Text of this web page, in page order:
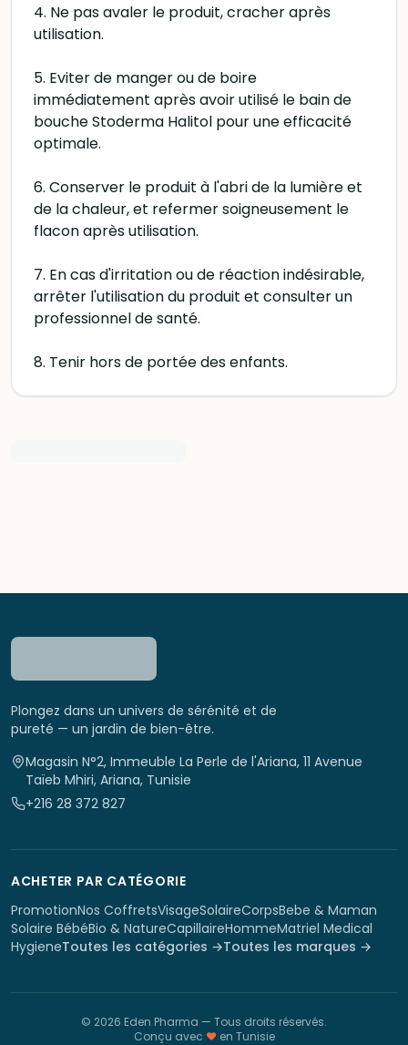
4. Ne pas avaler le produit, cracher après
utilisation.
5. Eviter de manger ou de boire
immédiatement après avoir utilisé le bain de
bouche Stoderma Halitol pour une efficacité
optimale.
6. Conserver le produit à l'abri de la lumière et
de la chaleur, et refermer soigneusement le
flacon après utilisation.
7. En cas d'irritation ou de réaction indésirable,
arrêter l'utilisation du produit et consulter un
professionnel de santé.
8. Tenir hors de portée des enfants.
Plongez dans un univers de sérénité et de
pureté — un jardin de bien-être.
Magasin N°2, Immeuble La Perle de l'Ariana, 11 Avenue
Taïeb Mhiri, Ariana, Tunisie
+216 28 372 827
ACHETER PAR CATÉGORIE
PromotionNos CoffretsVisageSolaireCorpsBebe & Maman
Solaire BébéBio & NatureCapillaireHommeMatriel Medical
HygieneToutes les catégories →Toutes les marques →
© 2026 Eden Pharma — Tous droits réservés.
Conçu avec ♥en Tunisie